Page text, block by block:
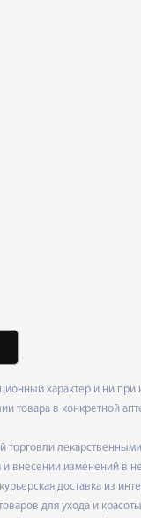
характер и ни при
в конкретной
внесении изменений в
доставка из
для ухода и